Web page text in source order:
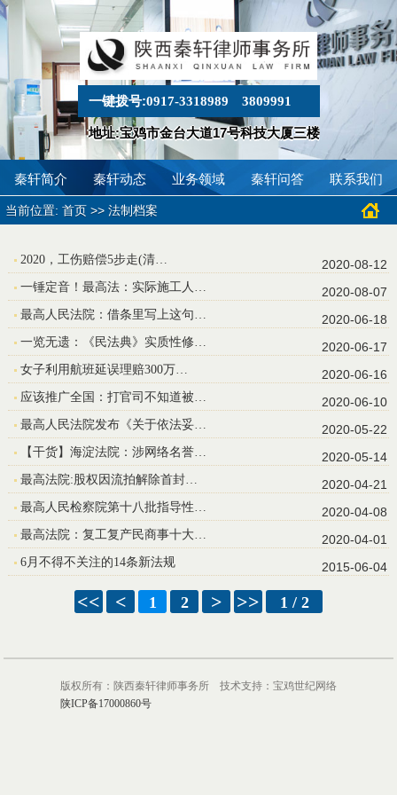
一键拨号:0917-3318989 3809991
地址:宝鸡市金台大道17号科技大厦三楼
秦轩简介 秦轩动态 业务领域 秦轩问答 联系我们
当前位置: 首页 >> 法制档案
2020，工伤赔偿5步走(清… 2020-08-12
一锤定音！最高法：实际施工人… 2020-08-07
最高人民法院：借条里写上这句… 2020-06-18
一览无遗：《民法典》实质性修… 2020-06-17
女子利用航班延误理赔300万… 2020-06-16
应该推广全国：打官司不知道被… 2020-06-10
最高人民法院发布《关于依法妥… 2020-05-22
【干货】海淀法院：涉网络名誉… 2020-05-14
最高法院:股权因流拍解除首封… 2020-04-21
最高人民检察院第十八批指导性… 2020-04-08
最高法院：复工复产民商事十大… 2020-04-01
6月不得不关注的14条新法规 2015-06-04
<< < 1 2 > >> 1 / 2
版权所有：陕西秦轩律师事务所 技术支持：宝鸡世纪网络
陕ICP备17000860号